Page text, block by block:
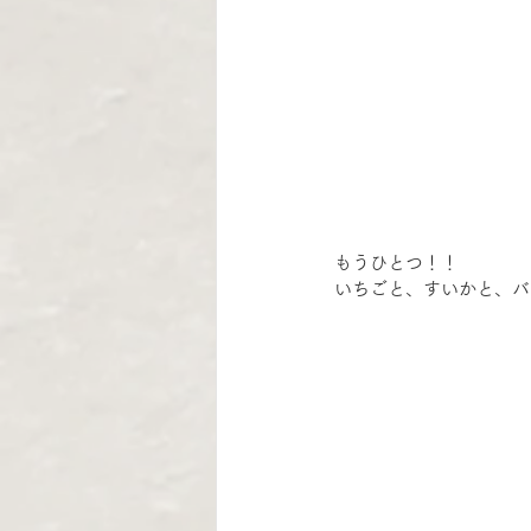
もうひとつ！！
いちごと、すいかと、